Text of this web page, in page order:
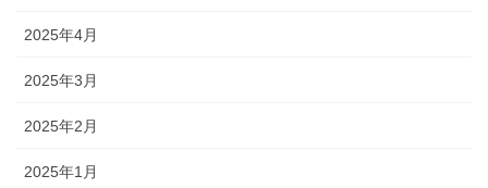
2025年4月
2025年3月
2025年2月
2025年1月